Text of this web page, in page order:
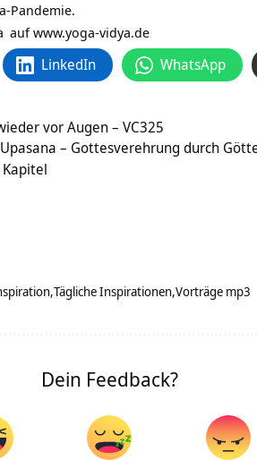
Pandemie.
aufwww.yoga-vidya.de
LinkedIn WhatsApp
vor Augen – VC325
– Gottesverehrung durch
Tägliche Inspirationen Vorträge mp3
Dein Feedback?